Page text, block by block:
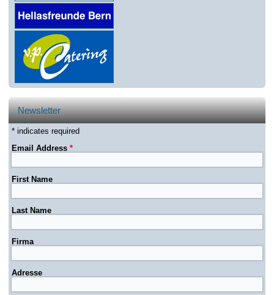
Newsletter
* indicates required
Email Address*
First Name
Last Name
Firma
Adresse